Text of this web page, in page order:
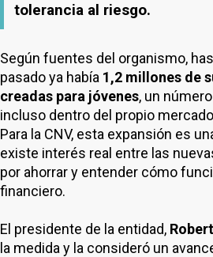
tolerancia al riesgo.
Según fuentes del organismo,
pasado ya había 1,2 millones de
creadas para jóvenes, un
incluso dentro del propio
Para la CNV, esta expansión es
existe interés real entre las
por ahorrar y entender cómo
financiero.
El presidente de la entidad,
la medida y la consideró un